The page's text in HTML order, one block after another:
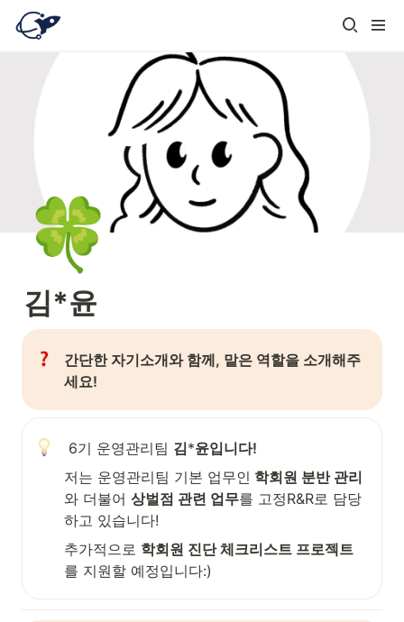
🍀
김*윤
간단한 자기소개와 함께, 맡은 역할을 소개해주
세요!
6기 운영관리팀 김*윤입니다!
저는 운영관리팀 기본 업무인 학회원 분반 관리
와 더불어 상벌점 관련 업무를 고정R&R로 담당
하고 있습니다!
추가적으로 학회원 진단 체크리스트 프로젝트
를 지원할 예정입니다:)